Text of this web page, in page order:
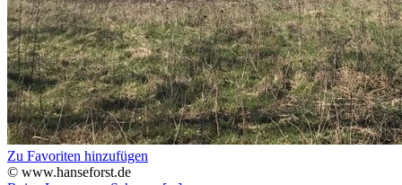
Zu Favoriten hinzufügen
© www.hanseforst.de